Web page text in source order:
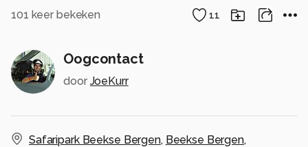
101 keer bekeken 11
Oogcontact
door JoeKurr
Safaripark Beekse Bergen, Beekse Bergen,